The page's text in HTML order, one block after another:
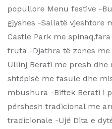
popullore Menu festive -
gjyshes -Sallatë vjeshtore
Castle Park me
fruta -Djathra të zones
Ullinj Berati me presh dhe
shtëpisë me fasule dhe
mbushura -Biftek Berati i
përshesh tradicional me
tradicionale -Ujë Dita e